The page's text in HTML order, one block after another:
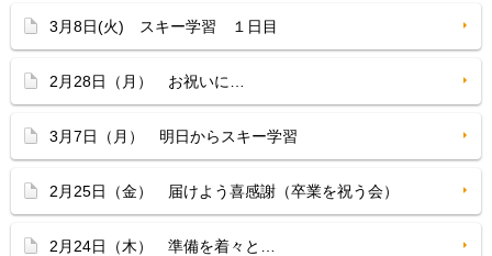
3月8日(火) スキー学習 １日目
2月28日（月） お祝いに…
3月7日（月） 明日からスキー学習
2月25日（金） 届けよう喜感謝（卒業を祝う会）
2月24日（木） 準備を着々と…